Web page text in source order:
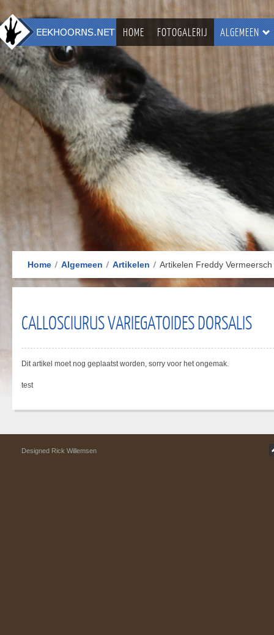
HOME FOTOGALERIJ ALGEMEEN
Home Algemeen Artikelen Artikelen Freddy Vermeersch
CALLOSCIURUS VARIEGATOIDES DORSALIS
Dit artikel moet nog geplaatst worden, sorry voor het ongemak.
test
Designed Rick Willemsen